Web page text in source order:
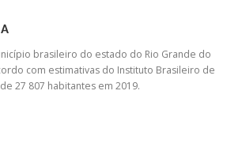
brasileiro do estado do Rio Grande do
com estimativas do Instituto Brasileiro de
27 807 habitantes em 2019.